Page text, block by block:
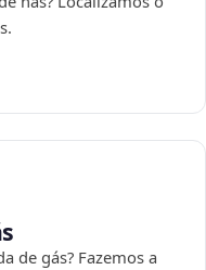
de gás? Fazemos a